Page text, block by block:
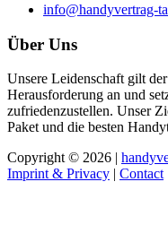
info@handyvertrag-
Über Uns
Unsere Leidenschaft gilt
Herausforderung an und
zufriedenzustellen. Unser
Paket und die besten
Copyright © 2026 |
Imprint & Privacy | Contact